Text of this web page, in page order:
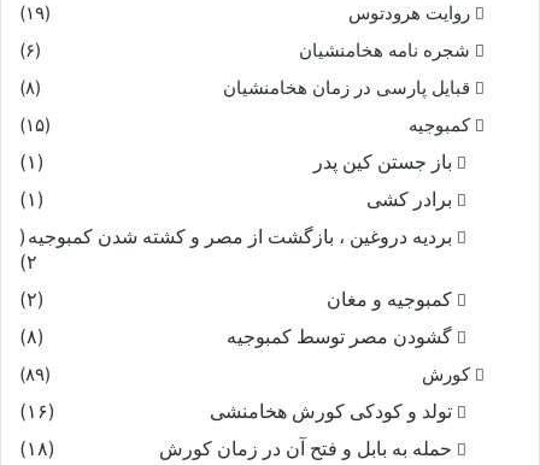
روایت هرودتوس
(۱۹)
شجره نامه هخامنشیان
(۶)
قبایل پارسی در زمان هخامنشیان
(۸)
کمبوجیه
(۱۵)
باز جستن کین پدر
(۱)
برادر کشی
(۱)
بردیه دروغین ، بازگشت از مصر و کشته شدن کمبوجیه (
۲)
کمبوجیه و مغان
(۲)
گشودن مصر توسط کمبوجیه
(۸)
کورش
(۸۹)
تولد و کودکی کورش هخامنشی
(۱۶)
حمله به بابل و فتح آن در زمان کورش
(۱۸)